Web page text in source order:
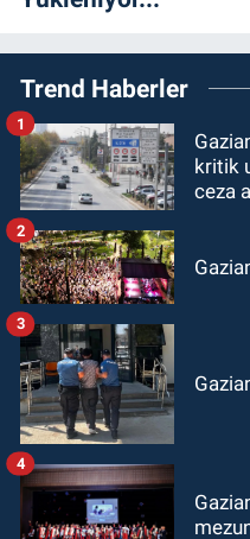
Trend Haberler
kritik
ceza
1
2
3
4